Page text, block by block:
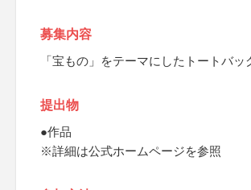
募集内容
「宝もの」をテーマにしたトートバッ
提出物
●作品
※詳細は公式ホームページを参照